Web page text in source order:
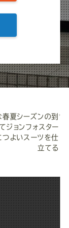
夏シーズンの到
ジョンフォスター
つよいスーツを仕
立てる